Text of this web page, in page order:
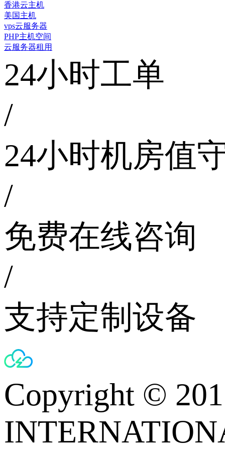
香港云主机
美国主机
vps云服务器
PHP主机空间
云服务器租用
24小时工单
/
24小时机房值
/
免费在线咨询
/
支持定制设备
Copyright ©